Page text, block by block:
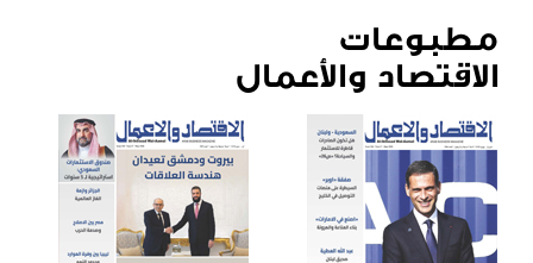
مطبوعات
الاقتصاد والأعمال